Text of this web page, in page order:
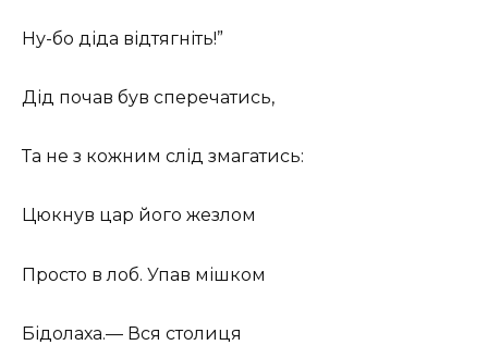
Ну-бо діда відтягніть!”
Дід почав був сперечатись,
Та не з кожним слід змагатись:
Цюкнув цар його жезлом
Просто в лоб. Упав мішком
Бідолаха.— Вся столиця